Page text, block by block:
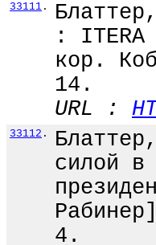
33111 .
:
кор.
14.
URL :
33112 .
силой
4.